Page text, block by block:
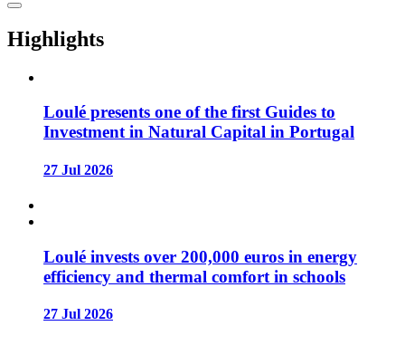
Highlights
Loulé presents one of the first Guides to
Investment in Natural Capital in Portugal
27 Jul 2026
Loulé invests over 200,000 euros in energy
efficiency and thermal comfort in schools
27 Jul 2026